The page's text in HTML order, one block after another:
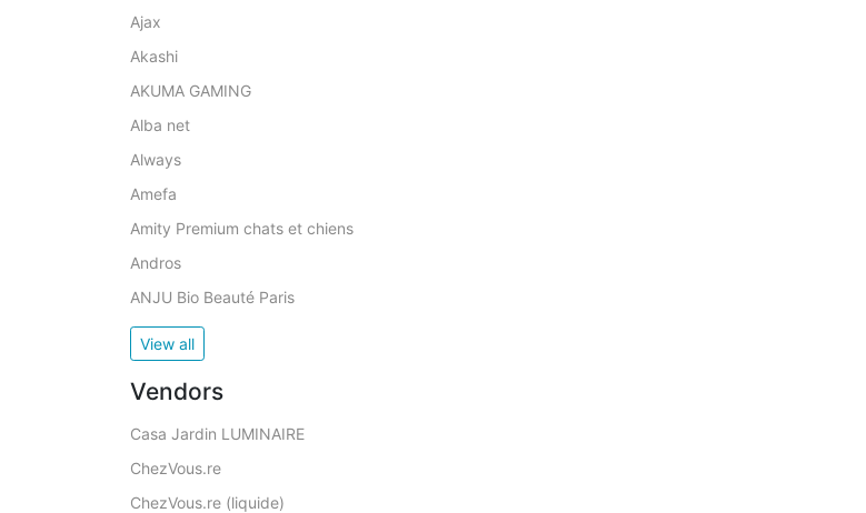
Ajax
Akashi
AKUMA GAMING
Alba net
Always
Amefa
Amity Premium chats et chiens
Andros
ANJU Bio Beauté Paris
View all
Vendors
Casa Jardin LUMINAIRE
ChezVous.re
ChezVous.re (liquide)